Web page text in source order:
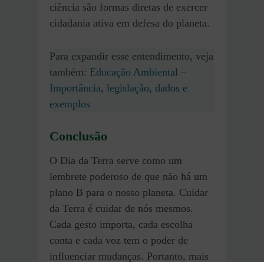
ciência são formas diretas de exercer
cidadania ativa em defesa do planeta.
Para expandir esse entendimento, veja
também: Educação Ambiental –
Importância, legislação, dados e
exemplos
Conclusão
O Dia da Terra serve como um
lembrete poderoso de que não há um
plano B para o nosso planeta. Cuidar
da Terra é cuidar de nós mesmos.
Cada gesto importa, cada escolha
conta e cada voz tem o poder de
influenciar mudanças. Portanto, mais